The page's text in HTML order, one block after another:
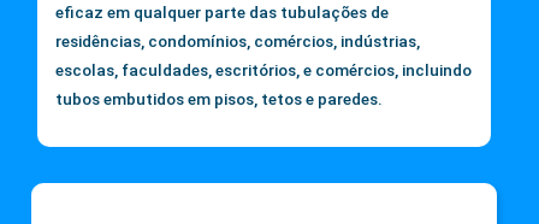
eficaz em qualquer parte das tubulações de
residências, condomínios, comércios, indústrias,
escolas, faculdades, escritórios, e comércios, incluindo
tubos embutidos em pisos, tetos e paredes.